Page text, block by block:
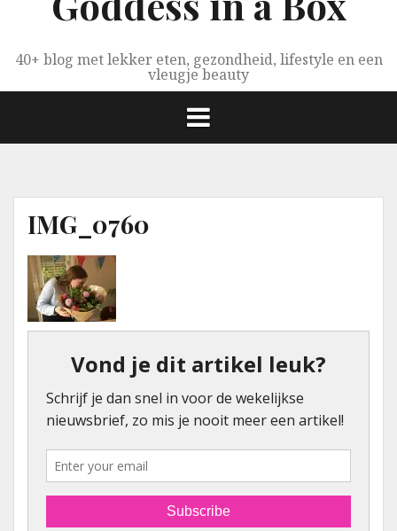
40+ blog met lekker eten, gezondheid, lifestyle en een
vleugje beauty
IMG_0760